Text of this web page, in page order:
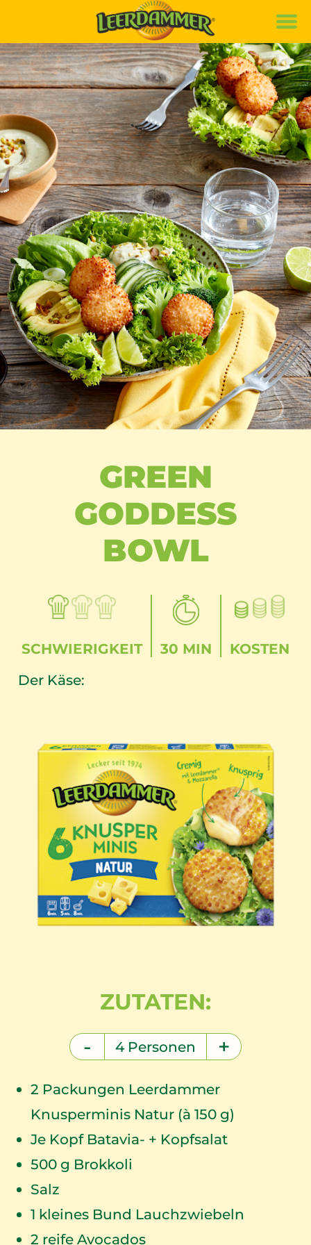
Marke
Rezepte
Produkte
News
Nachhaltigkeit
Karriere
GREEN
GODDESS
BOWL
SCHWIERIGKEIT 30 MIN
KOSTEN
Der Käse:
ZUTATEN:
- 4 Personen +
2 Packungen Leerdammer
Knusperminis Natur (à 150 g)
Je Kopf Batavia- + Kopfsalat
500g Brokkoli
Salz
1 kleines Bund Lauchzwiebeln
2 reife Avocados